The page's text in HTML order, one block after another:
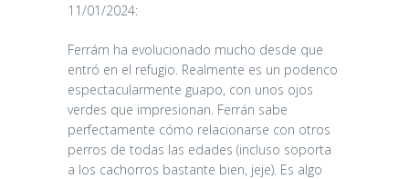
11/01/2024:
Ferrám ha evolucionado mucho desde que
entró en el refugio. Realmente es un podenco
espectacularmente guapo, con unos ojos
verdes que impresionan. Ferrán sabe
perfectamente cómo relacionarse con otros
perros de todas las edades (incluso soporta
a los cachorros bastante bien, jeje). Es algo